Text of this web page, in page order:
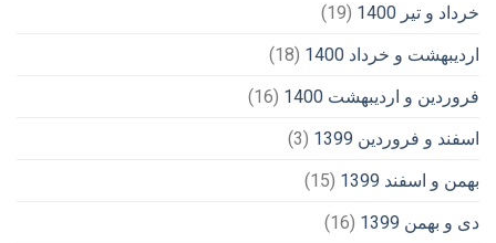
خرداد و تیر 1400
(19)
اردیبهشت و خرداد 1400
(18)
فروردین و اردیبهشت 1400
(16)
اسفند و فروردین 1399
(3)
بهمن و اسفند 1399
(15)
دی و بهمن 1399
(16)